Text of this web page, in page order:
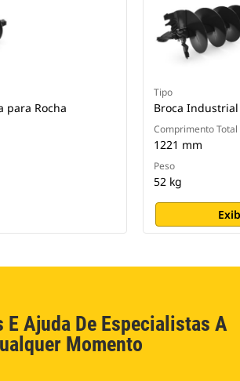
para Rocha
Tipo
Broca Industrial
Comprimento Total
1221 mm
Peso
52 kg
E Ajuda De Especialistas A
Momento